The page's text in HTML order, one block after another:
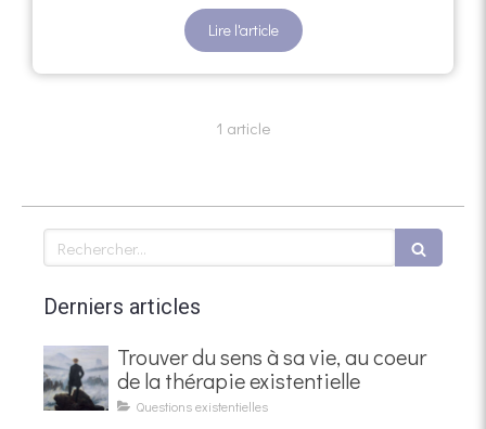
Lire l'article
1 article
Rechercher
Derniers articles
Trouver du sens à sa vie, au coeur
de la thérapie existentielle
Questions existentielles